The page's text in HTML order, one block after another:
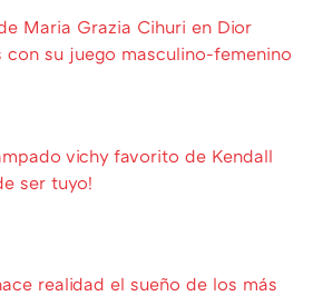
Maria Grazia Cihuri en Dior
con su juego masculino-femenino
vichy favorito de Kendall
ser tuyo!
realidad el sueño de los más